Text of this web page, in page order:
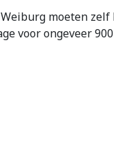
moeten
voor ongeveer